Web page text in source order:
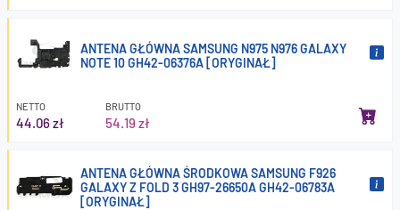
ANTENA GŁÓWNA SAMSUNG N975 N976 GALAXY
NOTE 10 GH42-06376A [ORYGINAŁ]
NETTO
44.06 zł
BRUTTO
54.19 zł
ANTENA GŁÓWNA ŚRODKOWA SAMSUNG F926
GALAXY Z FOLD 3 GH97-26650A GH42-06783A
[ORYGINAŁ]